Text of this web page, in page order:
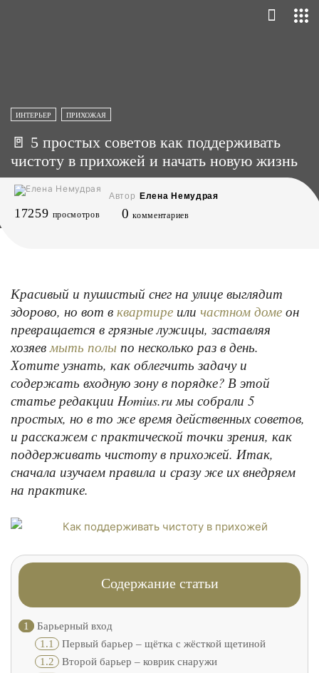
ИНТЕРЬЕР ПРИХОЖАЯ
🚪 5 простых советов как поддерживать
чистоту в прихожей и начать новую жизнь
Автор Елена Немудрая
17259 просмотров 0 комментариев
Красивый и пушистый снег на улице выглядит
здорово, но вот в квартире или частном доме он
превращается в грязные лужицы, заставляя
хозяевмыть полы по несколько раз в день.
Хотите узнать, как облегчить задачу и
содержать входную зону в порядке? В этой
статье редакции Homius.ru мы собрали 5
простых, но в то же время действенных советов,
и расскажем с практической точки зрения, как
поддерживать чистоту в прихожей. Итак,
сначала изучаем правила и сразу же их внедряем
на практике.
Содержание статьи
1
Барьерный вход
1.1 Первый барьер – щётка с жёсткой щетиной
1.2 Второй барьер – коврик снаружи